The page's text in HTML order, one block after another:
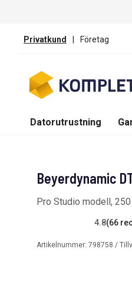
Privatkund | Företag
Datorutrustning
Beyerdynamic
Pro Studio modell, 250
4.8(66
Artikelnummer: 798758 /